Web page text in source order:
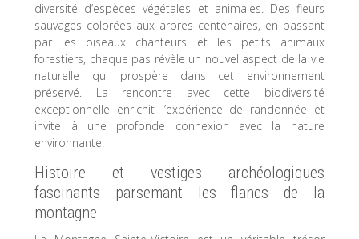
diversité d’espèces végétales et animales. Des fleurs
sauvages colorées aux arbres centenaires, en passant
par les oiseaux chanteurs et les petits animaux
forestiers, chaque pas révèle un nouvel aspect de la vie
naturelle qui prospère dans cet environnement
préservé. La rencontre avec cette biodiversité
exceptionnelle enrichit l’expérience de randonnée et
invite à une profonde connexion avec la nature
environnante.
Histoire et vestiges archéologiques
fascinants parsemant les flancs de la
montagne.